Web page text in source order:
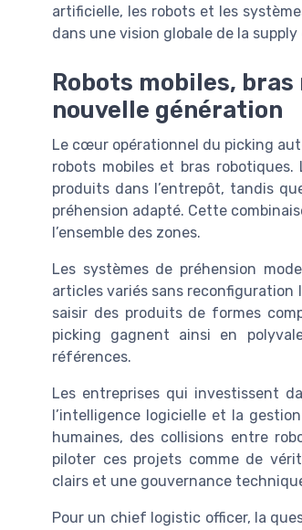
artificielle, les robots et les
dans une vision globale de la supply
Robots mobiles,
nouvelle génération
Le cœur opérationnel du picking
robots mobiles et bras
produits dans l’entrepôt, tandis
préhension adapté. Cette
l’ensemble des zones.
Les systèmes de préhension
articles variés sans reconfiguration
saisir des produits de formes
picking gagnent ainsi en
références.
Les entreprises qui investissent
l’intelligence logicielle et la
humaines, des collisions entre
piloter ces projets comme de
clairs et une gouvernance
Pour un chief logistic officer, la